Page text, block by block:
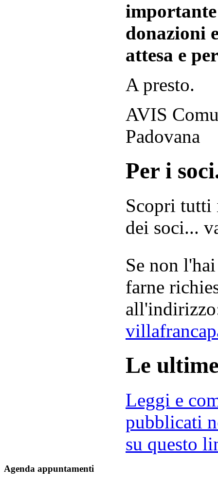
donazioni
attesa e
A presto.
AVIS
Padovana
Per i
Scopri tutti
dei soci...
Se non
farne
Le
Leggi e
pubblicati
su questo
Agenda appuntamenti